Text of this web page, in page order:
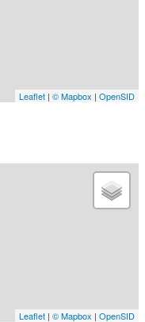
Leaflet | © Mapbox | OpenSID
Leaflet | © Mapbox | OpenSID